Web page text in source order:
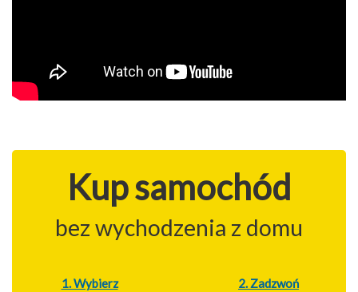
Kup samochód
bez wychodzenia z domu
1. Wybierz
2. Zadzwoń